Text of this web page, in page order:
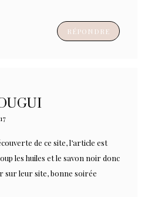
RÉPONDRE
de ce site, l’article est
les huiles et le savon noir donc
sur leur site, bonne soirée